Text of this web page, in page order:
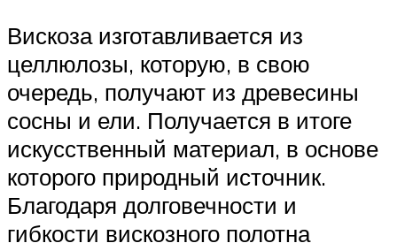
Вискоза изготавливается из
целлюлозы, которую, в свою
очередь, получают из древесины
сосны и ели. Получается в итоге
искусственный материал, в основе
которого природный источник.
Благодаря долговечности и
гибкости вискозного полотна